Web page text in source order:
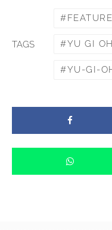
TAGS YU GI
YU-GI-